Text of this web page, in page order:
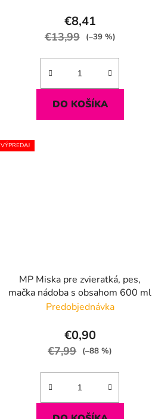
€8,41
€13,99 (–39 %)
DO KOŠÍKA
VÝPREDAJ
MP Miska pre zvieratká, pes,
mačka nádoba s obsahom 600 ml
Predobjednávka
€0,90
€7,99 (–88 %)